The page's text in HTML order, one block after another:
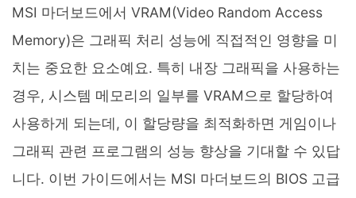
MSI 마더보드에서 VRAM(Video Random Access
Memory)은 그래픽 처리 성능에 직접적인 영향을 미
치는 중요한 요소예요. 특히 내장 그래픽을 사용하는
경우, 시스템 메모리의 일부를 VRAM으로 할당하여
사용하게 되는데, 이 할당량을 최적화하면 게임이나
그래픽 관련 프로그램의 성능 향상을 기대할 수 있답
니다. 이번 가이드에서는 MSI 마더보드의 BIOS 고급